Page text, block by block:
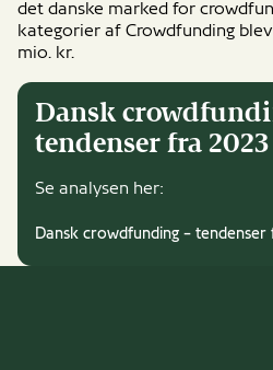
det danske marked for
kategorier af Crowdfunding
mio. kr.
Dansk
tendenser fra 2023
Se analysen her:
Dansk crowdfunding – tendenser